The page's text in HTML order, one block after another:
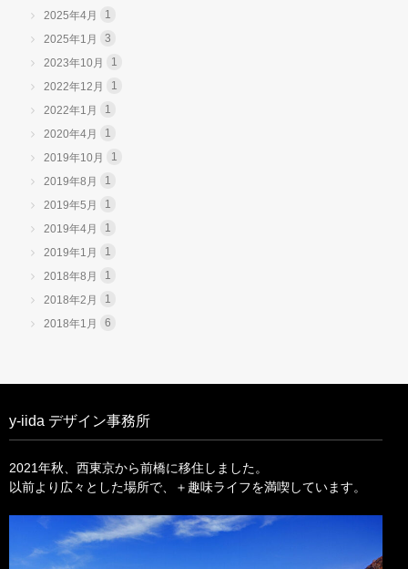
2025年4月
1
2025年1月
3
2023年10月
1
2022年12月
1
2022年1月
1
2020年4月
1
2019年10月
1
2019年8月
1
2019年5月
1
2019年4月
1
2019年1月
1
2018年8月
1
2018年2月
1
2018年1月
6
y-iida デザイン事務所
2021年秋、西東京から前橋に移住しました。
以前より広々とした場所で、＋趣味ライフを満喫しています。